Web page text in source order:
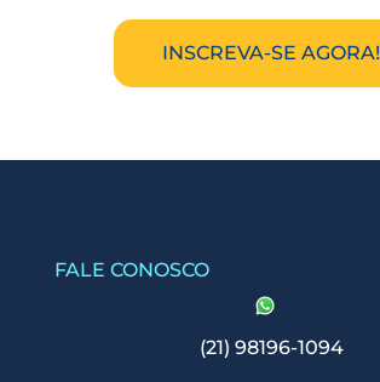
INSCREVA-SE AGORA!
FALE CONOSCO
(21) 98196-1094